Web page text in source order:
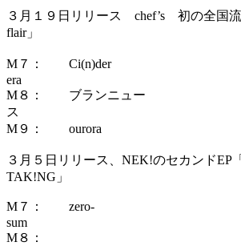
３月１９日リリース chef’s 初の全国
flair」
M７： Ci(n)der
M８： ブランニュー
M９：
３月５日リリース、NEK!のセカンド
TAK!NG」
M７： zero-
M８：